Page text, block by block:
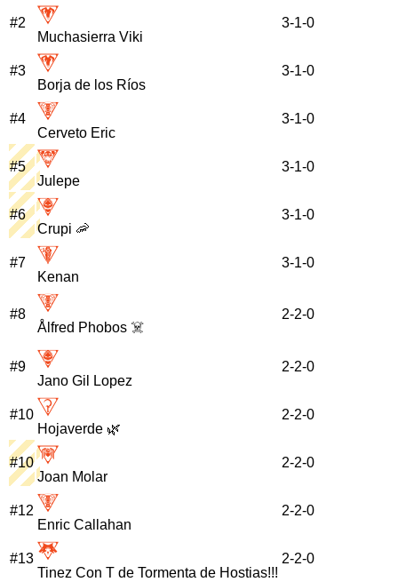
#2
Muchasierra Viki
3-1-0
#3
Borja de los Ríos
3-1-0
#4
Cerveto Eric
3-1-0
#5
Julepe
3-1-0
#6
Crupi 🦐
3-1-0
#7
Kenan
3-1-0
#8
Ålfred Phobos ☠️
2-2-0
#9
Jano Gil Lopez
2-2-0
#10
Hojaverde 🌿
2-2-0
#10
Joan Molar
2-2-0
#12
Enric Callahan
2-2-0
#13
Tinez Con T de Tormenta de Hostias!!!
2-2-0